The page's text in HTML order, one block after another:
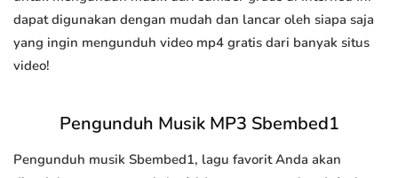
dapat digunakan dengan mudah dan lancar oleh siapa saja
yang ingin mengunduh video mp4 gratis dari banyak situs
video!
Pengunduh Musik MP3 Sbembed1
Pengunduh musik Sbembed1, lagu favorit Anda akan